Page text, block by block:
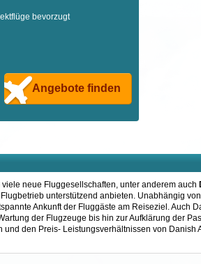
bevorzugt
Angebote finden
neue Fluggesellschaften, unter anderem auch
unterstützend anbieten. Unabhängig
Ankunft der Fluggäste am Reiseziel. Auch
der Flugzeuge bis hin zur Aufklärung der
den Preis- Leistungsverhältnissen von Danish